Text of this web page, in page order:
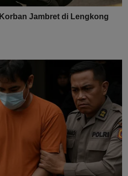
Jambret di Lengkong